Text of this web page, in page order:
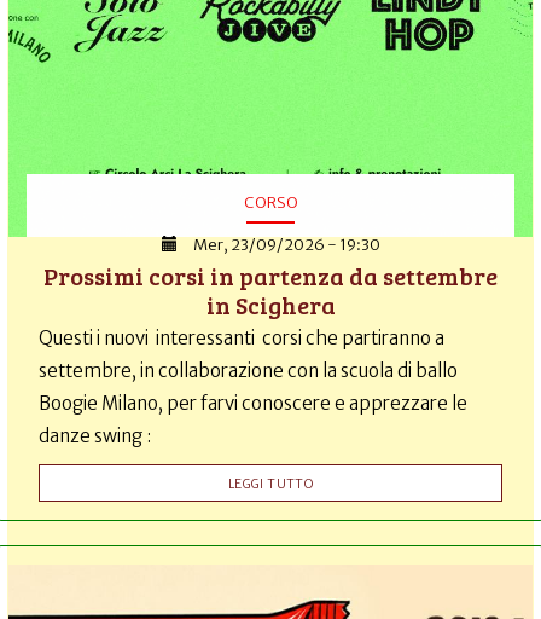
CORSO
Mer, 23/09/2026 - 19:30
Prossimi corsi in partenza da settembre
in Scighera
Questi i nuovi interessanti corsi che partiranno a
settembre, in collaborazione con la scuola di ballo
Boogie Milano, per farvi conoscere e apprezzare le
danze swing :
LEGGI TUTTO